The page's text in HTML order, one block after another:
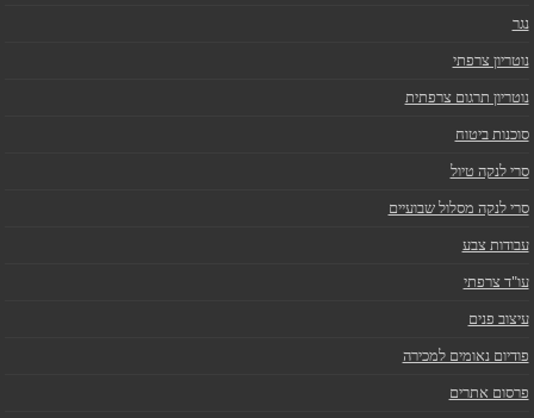
נגר
נוטריון צרפתי
נוטריון תרגום צרפתית
סוכנות ביטוח
סרי לנקה טיול
סרי לנקה מסלול שבועיים
עבודות צבע
עו"ד צרפתי
עיצוב פנים
פודיום נאומים למכירה
פרסום אתרים